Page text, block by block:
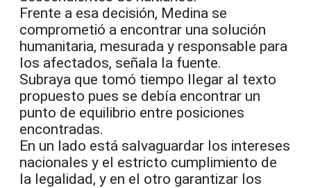
Frente a esa decisión, Medina se
comprometió a encontrar una solución
humanitaria, mesurada y responsable para
los afectados, señala la fuente.
Subraya que tomó tiempo llegar al texto
propuesto pues se debía encontrar un
punto de equilibrio entre posiciones
encontradas.
En un lado está salvaguardar los intereses
nacionales y el estricto cumplimiento de
la legalidad, y en el otro garantizar los